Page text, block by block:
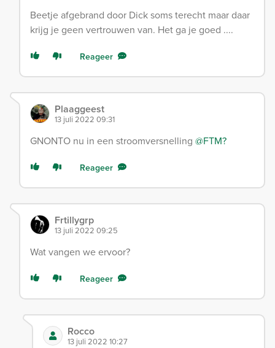
Beetje afgebrand door Dick soms terecht maar daar
krijg je geen vertrouwen van. Het ga je goed ....
Reageer
Plaaggeest
13 juli 2022 09:31
GNONTO nu in een stroomversnelling @FTM?
Reageer
Frtillygrp
13 juli 2022 09:25
Wat vangen we ervoor?
Reageer
Rocco
13 juli 2022 10:27